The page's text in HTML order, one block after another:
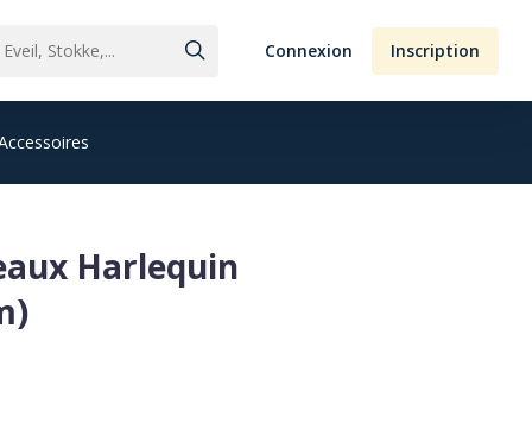
Connexion Inscription
Harlequin